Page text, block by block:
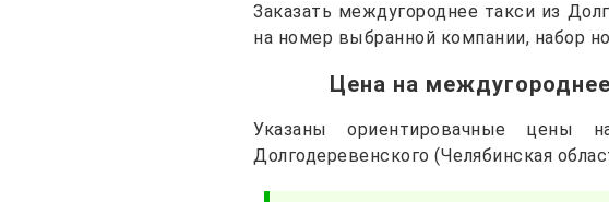
Заказать междугороднее такси из
на номер выбранной компании, набор
Цена на
Указаны ориентировачные цены
Долгодеревенского (Челябинская